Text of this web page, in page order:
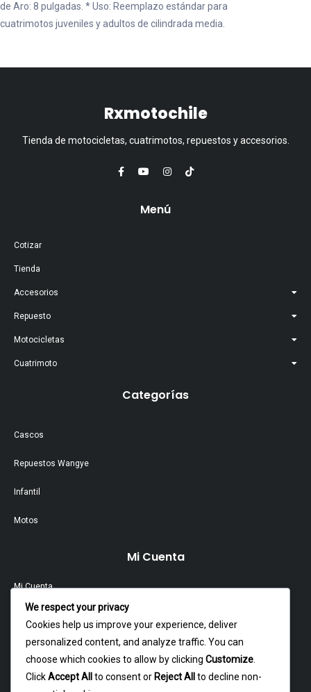
de Aro: 8 pulgadas. * Uso: Reemplazo estándar para
cuatrimotos juveniles y adultos de cilindrada media.
Rxmotochile
Tienda de motocicletas, cuatrimotos, repuestos y accesorios.
Menú
Cotizar
Tienda
Accesorios
Repuesto
Motocicletas
Cuatrimoto
Categorías
Cascos
Repuestos Wangye
Infantil
Motos
Mi Cuenta
Mi Cuenta
Garantía Y Devoluciones
Política Y Privacidad
We respect your privacy
Cookies help us improve your experience, deliver
personalized content, and analyze traffic. You can
choose which cookies to allow by clicking Customize
ClickAccept All to consent or Reject All to decline non-